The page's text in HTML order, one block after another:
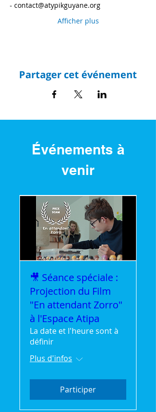
- contact@atypikguyane.org
Afficher plus
Partager cet événement
Événements à
venir
🎥 Séance spéciale :
Projection du Film
"En attendant Zorro"
à l'Espace Atipa
La date et l'heure sont à
définir
Plus d'infos
Participer